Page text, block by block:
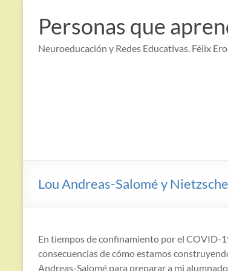
contenido
Personas que
Neuroeducación y Redes Educativas. Félix
Lou Andreas-Salomé y
En tiempos de confinamiento por el COVID-
consecuencias de cómo estamos
Andreas-Salomé para preparar a mi